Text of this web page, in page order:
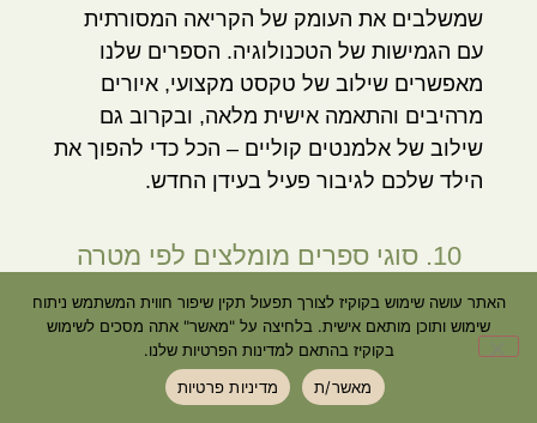
שמשלבים את העומק של הקריאה המסורתית
עם הגמישות של הטכנולוגיה. הספרים שלנו
מאפשרים שילוב של טקסט מקצועי, איורים
מרהיבים והתאמה אישית מלאה, ובקרוב גם
שילוב של אלמנטים קוליים – הכל כדי להפוך את
הילד שלכם לגיבור פעיל בעידן החדש.
10. סוגי ספרים מומלצים לפי מטרה
ספרי תמונות וחרוזים:לפיתוח מודעות פונולוגית
והנאה ראשונית.
ספרי פנטזיה:להרחבת גבולות המציאות וגמישות
האתר עושה שימוש בקוקיז לצורך תפעול תקין שיפור חווית המשתמש ניתוח
שימוש ותוכן מותאם אישית. בלחיצה על "מאשר" אתה מסכים לשימוש
בקוקיז בהתאם למדינות הפרטיות שלנו.
מאשר/ת
מדיניות פרטיות